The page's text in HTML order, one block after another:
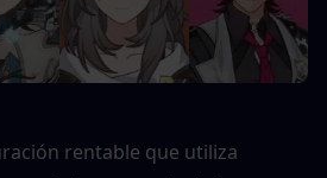
rentable que utiliza